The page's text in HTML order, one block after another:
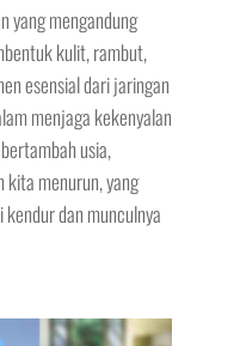
yang mengandung
kulit, rambut,
esensial dari jaringan
menjaga kekenyalan
usia,
kita menurun, yang
dan munculnya